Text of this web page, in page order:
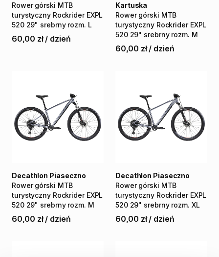
Rower górski MTB
turystyczny Rockrider EXPL
520 29" srebrny rozm. L
60,00 zł / dzień
Rower górski MTB
turystyczny Rockrider EXPL
520 29" srebrny rozm. M
Kartuska
60,00 zł / dzień
Rower górski MTB
turystyczny Rockrider EXPL
520 29" srebrny rozm. M
Decathlon Piaseczno
60,00 zł / dzień
Rower górski MTB
turystyczny Rockrider EXPL
520 29" srebrny rozm. XL
Decathlon Piaseczno
60,00 zł / dzień